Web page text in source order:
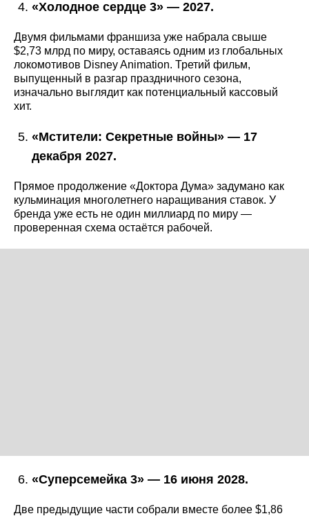
«Холодное сердце 3» — 2027.
Двумя фильмами франшиза уже набрала свыше
$2,73 млрд по миру, оставаясь одним из глобальных
локомотивов Disney Animation. Третий фильм,
выпущенный в разгар праздничного сезона,
изначально выглядит как потенциальный кассовый
хит.
«Мстители: Секретные войны» — 17
декабря 2027.
Прямое продолжение «Доктора Дума» задумано как
кульминация многолетнего наращивания ставок. У
бренда уже есть не один миллиард по миру —
проверенная схема остаётся рабочей.
«Суперсемейка 3» — 16 июня 2028.
Две предыдущие части собрали вместе более $1,86